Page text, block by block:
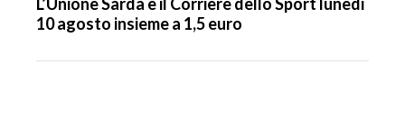
10 agosto insieme a 1,5 euro